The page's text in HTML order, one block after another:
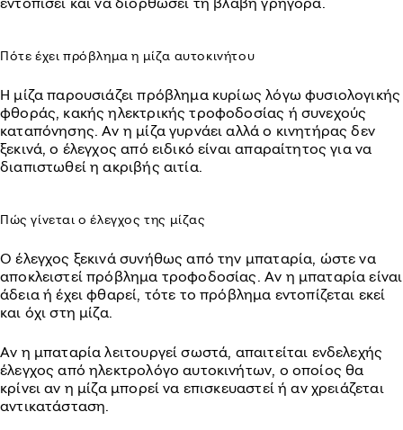
Πότε έχει πρόβλημα η μίζα αυτοκινήτου
Η μίζα παρουσιάζει πρόβλημα κυρίως λόγω φυσιολογικής
φθοράς, κακής ηλεκτρικής τροφοδοσίας ή συνεχούς
καταπόνησης. Αν η μίζα γυρνάει αλλά ο κινητήρας δεν
ξεκινά, ο έλεγχος από ειδικό είναι απαραίτητος για να
διαπιστωθεί η ακριβής αιτία.
Πώς γίνεται ο έλεγχος της μίζας
Ο έλεγχος ξεκινά συνήθως από την μπαταρία, ώστε να
αποκλειστεί πρόβλημα τροφοδοσίας. Αν η μπαταρία είναι
άδεια ή έχει φθαρεί, τότε το πρόβλημα εντοπίζεται εκεί
και όχι στη μίζα.
Αν η μπαταρία λειτουργεί σωστά, απαιτείται ενδελεχής
έλεγχος από ηλεκτρολόγο αυτοκινήτων, ο οποίος θα
κρίνει αν η μίζα μπορεί να επισκευαστεί ή αν χρειάζεται
αντικατάσταση.